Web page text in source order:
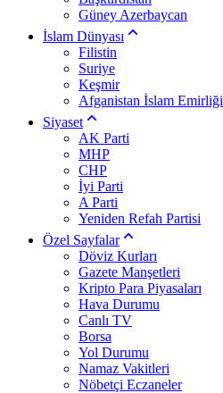
Güney Azerbaycan
İslam Dünyası
Filistin
Suriye
Keşmir
Afganistan İslam Emirliği
Siyaset
AK Parti
MHP
CHP
İyi Parti
A Parti
Yeniden Refah Partisi
Özel Sayfalar
Döviz Kurları
Gazete Manşetleri
Kripto Para Piyasaları
Hava Durumu
Canlı TV
Borsa
Yol Durumu
Namaz Vakitleri
Nöbetçi Eczaneler